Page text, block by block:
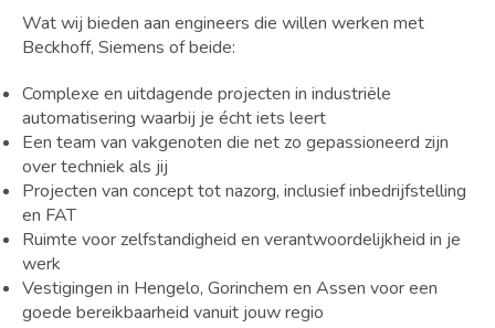
Wat wij bieden aan engineers die willen werken met
Beckhoff, Siemens of beide:
Complexe en uitdagende projecten in industriële
automatisering waarbij je écht iets leert
Een team van vakgenoten die net zo gepassioneerd zijn
over techniek als jij
Projecten van concept tot nazorg, inclusief inbedrijfstelling
en FAT
Ruimte voor zelfstandigheid en verantwoordelijkheid in je
werk
Vestigingen in Hengelo, Gorinchem en Assen voor een
goede bereikbaarheid vanuit jouw regio